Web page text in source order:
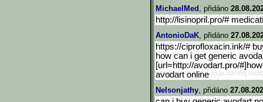
MichaelMed , přidáno
http://lisinopril.pro/#
AntonioDaK, přidáno
https://ciprofloxacin.ink/#
how can i get generic
[url=http://avodart.pro/
avodart online
Nelsonjathy, přidáno